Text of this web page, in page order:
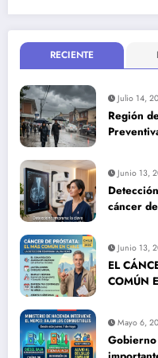
RECIENTE
Julio 14,
Región
Junio 13,
cáncer
Junio 13,
EL
COMÚN
Mayo 6,